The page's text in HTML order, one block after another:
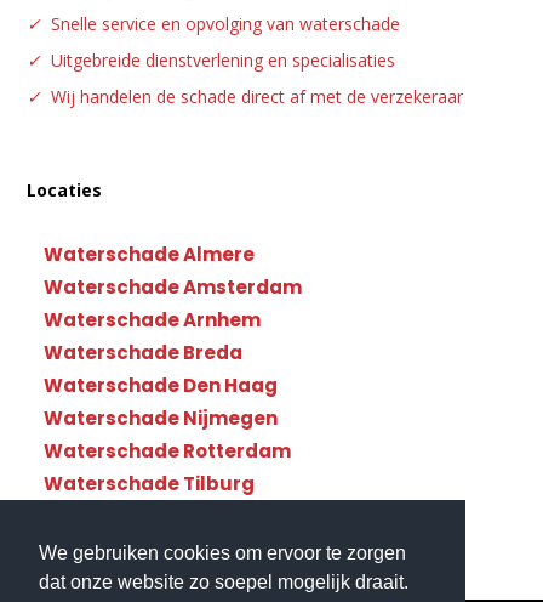
We gebruiken cookies om ervoor te zorgen
dat onze website zo soepel mogelijk draait.
✓ Snelle service en opvolging van waterschade
✓ Uitgebreide dienstverlening en specialisaties
✓ Wij handelen de schade direct af met de verzekeraar
Locaties
Waterschade Almere
Waterschade Amsterdam
Waterschade Arnhem
Waterschade Breda
Waterschade Den Haag
Waterschade Nijmegen
Waterschade Rotterdam
Waterschade Tilburg